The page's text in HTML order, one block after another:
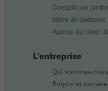
Conseils de
Idées de cadeaux
Aperçu du label
L'entreprise
Qui sommes-
Emploi et carrière